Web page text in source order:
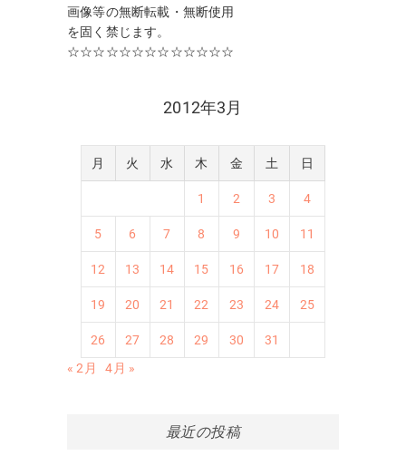
画像等の無断転載・無断使用
を固く禁じます。
☆☆☆☆☆☆☆☆☆☆☆☆☆
2012年3月
月 火 水 木 金 土 日
1 2 3 4
5 6 7 8 9 10 11
12 13 14 15 16 17 18
19 20 21 22 23 24 25
26 27 28 29 30
31
« 2月
4月 »
最近の投稿